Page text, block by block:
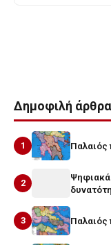
Δημοφιλή άρθρα
1 Παλαιός
2
Ψηφιακά
3 Παλαιός